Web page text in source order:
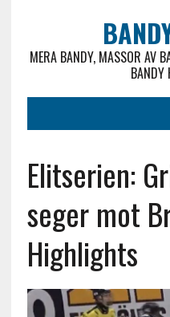
MERA BANDY, MASSOR AV
BANDY
Elitserien:
seger mot
Highlights